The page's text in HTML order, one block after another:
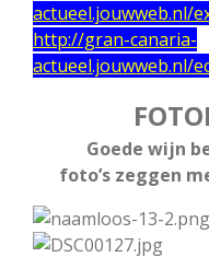
actueel.jouwweb.nl/
http://gran-canaria-
actueel.jouwweb.nl/
Goede wijn
foto’s zeggen